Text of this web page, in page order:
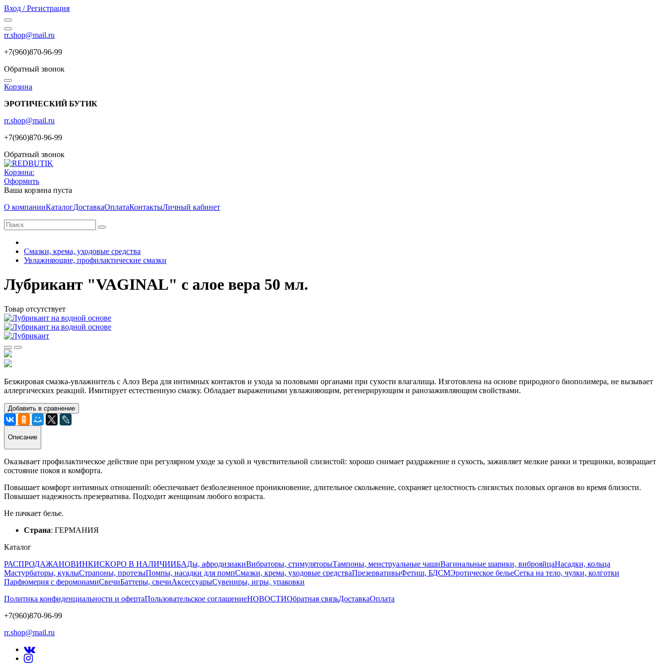
Вход / Регистрация
rr.shop@mail.ru
+7(960)870-96-99
Обратный звонок
Корзина
ЭРОТИЧЕСКИЙ БУТИК
rr.shop@mail.ru
+7(960)870-96-99
Обратный звонок
Корзина:
Оформить
Ваша корзина пуста
О компанииКаталогДоставкаОплатаКонтактыЛичный кабинет
Смазки, крема, уходовые средства
Увлажняющие, профилактические смазки
Лубрикант "VAGINAL" с алое вера 50 мл.
Товар отсутствует
Безжировая смазка-увлажнитель с Алоэ Вера для интимных контактов и ухода за половыми органами при сухости влагалища. Изготовлена на основе природного биополимера, не вызывает
аллергических реакций. Имитирует естественную смазку. Обладает выраженными увлажняющим, регенерирующим и ранозаживляющим свойствами.
Добавить в сравнение
Описание
Оказывает профилактическое действие при регулярном уходе за сухой и чувствительной слизистой: хорошо снимает раздражение и сухость, заживляет мелкие ранки и трещинки, возвращает
состояние покоя и комфорта.
Повышает комфорт интимных отношений: обеспечивает безболезненное проникновение, длительное скольжение, сохраняет целостность слизистых половых органов во время близости.
Повышает надежность презерватива. Подходит женщинам любого возраста.
Не пачкает белье.
Страна: ГЕРМАНИЯ
Каталог
РАСПРОДАЖАНОВИНКИСКОРО В НАЛИЧИИБАДы, афродизиакиВибраторы, стимуляторыТампоны, менструальные чашиВагинальные шарики, виброяйцаНасадки, кольца
Мастурбаторы, куклыСтрапоны, протезыПомпы, насадки для помпСмазки, крема, уходовые средстваПрезервативыФетиш, БДСМЭротическое бельеСетка на тело, чулки, колготки
Парфюмерия с феромонамиСвечиБаттеры, свечиАксессуарыСувениры, игры, упаковки
Политика конфиденциальности и офертаПользовательское соглашениеНОВОСТИОбратная связьДоставкаОплата
+7(960)870-96-99
rr.shop@mail.ru